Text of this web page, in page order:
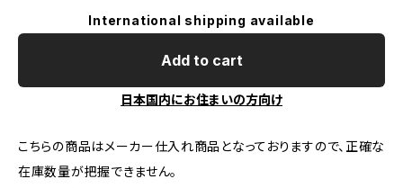
International shipping available
Add to cart
日本国内にお住まいの方向け
こちらの商品はメーカー仕入れ商品となっておりますので、正確な
在庫数量が把握できません。